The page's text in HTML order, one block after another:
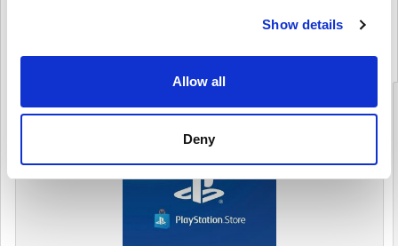
Show details
Allow all
Deny